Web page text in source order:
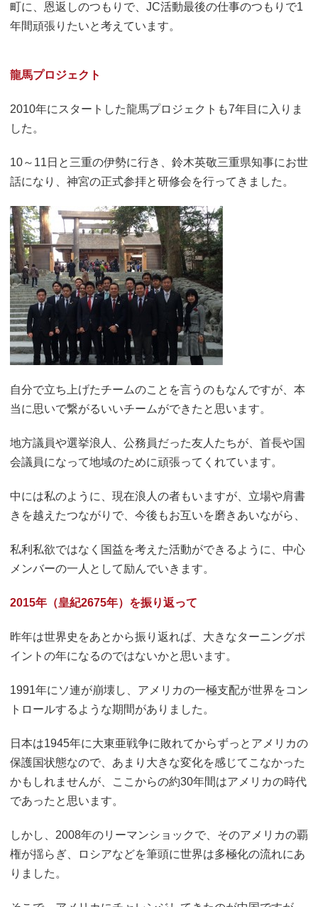
町に、恩返しのつもりで、JC活動最後の仕事のつもりで1
年間頑張りたいと考えています。
龍馬プロジェクト
2010年にスタートした龍馬プロジェクトも7年目に入りま
した。
10～11日と三重の伊勢に行き、鈴木英敬三重県知事にお世
話になり、神宮の正式参拝と研修会を行ってきました。
自分で立ち上げたチームのことを言うのもなんですが、本
当に思いで繋がるいいチームができたと思います。
地方議員や選挙浪人、公務員だった友人たちが、首長や国
会議員になって地域のために頑張ってくれています。
中には私のように、現在浪人の者もいますが、立場や肩書
きを越えたつながりで、今後もお互いを磨きあいながら、
私利私欲ではなく国益を考えた活動ができるように、中心
メンバーの一人として励んでいきます。
2015年（皇紀2675年）を振り返って
昨年は世界史をあとから振り返れば、大きなターニングポ
イントの年になるのではないかと思います。
1991年にソ連が崩壊し、アメリカの一極支配が世界をコン
トロールするような期間がありました。
日本は1945年に大東亜戦争に敗れてからずっとアメリカの
保護国状態なので、あまり大きな変化を感じてこなかった
かもしれませんが、ここからの約30年間はアメリカの時代
であったと思います。
しかし、2008年のリーマンショックで、そのアメリカの覇
権が揺らぎ、ロシアなどを筆頭に世界は多極化の流れにあ
りました。